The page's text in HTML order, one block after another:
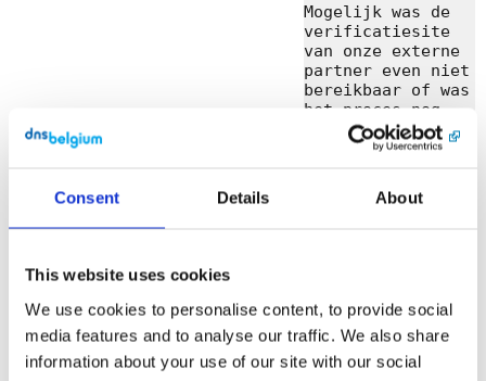
Consent Details About
This website uses cookies
We use cookies to personalise content, to provide social
media features and to analyse our traffic. We also share
information about your use of our site with our social
Mogelijk was de
verificatiesite
van onze externe
partner even niet
bereikbaar of was
het proces nog
niet volledig
afgerond.
Probeer opnieuw:
https://tokenurl.
contact met ons
op via
verification@dnsb
elgium.be of +32